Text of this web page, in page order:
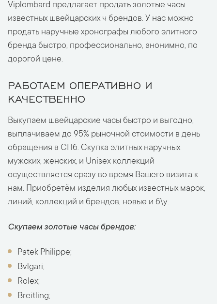
Viplombard предлагает продать золотые часы
известных швейцарских ч брендов. У нас можно
продать наручные хронографы любого элитного
бренда быстро, профессионально, анонимно, по
дорогой цене.
РАБОТАЕМ ОПЕРАТИВНО И
КАЧЕСТВЕННО
Выкупаем швейцарские часы быстро и выгодно,
выплачиваем до 95% рыночной стоимости в день
обращения в СПб. Скупка элитных наручных
мужских, женских, и Unisex коллекций
осуществляется сразу во время Вашего визита к
нам. Приобретём изделия любых известных марок,
линий, коллекций и брендов, новые и б\у.
Скупаем золотые часы брендов:
Patek Philippe;
Bvlgari;
Rolex;
Breitling;